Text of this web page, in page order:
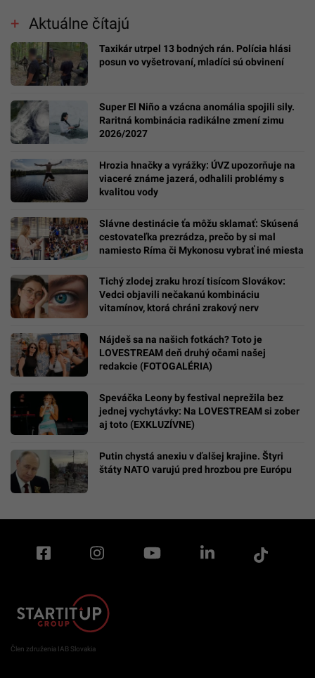
Aktuálne čítajú
Taxikár utrpel 13 bodných rán. Polícia hlási
posun vo vyšetrovaní, mladíci sú obvinení
Super El Niño a vzácna anomália spojili sily.
Raritná kombinácia radikálne zmení zimu
2026/2027
Hrozia hnačky a vyrážky: ÚVZ upozorňuje na
viaceré známe jazerá, odhalili problémy s
kvalitou vody
Slávne destinácie ťa môžu sklamať: Skúsená
cestovateľka prezrádza, prečo by si mal
namiesto Ríma či Mykonosu vybrať iné miesta
Tichý zlodej zraku hrozí tisícom Slovákov:
Vedci objavili nečakanú kombináciu
vitamínov, ktorá chráni zrakový nerv
Nájdeš sa na našich fotkách? Toto je
LOVESTREAM deň druhý očami našej
redakcie (FOTOGALÉRIA)
Speváčka Leony by festival neprežila bez
jednej vychytávky: Na LOVESTREAM si zober
aj toto (EXKLUZÍVNE)
Putin chystá anexiu v ďalšej krajine. Štyri
štáty NATO varujú pred hrozbou pre Európu
Člen združenia IAB Slovakia